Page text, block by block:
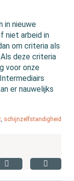
in nieuwe
niet arbeid in
om criteria als
Als deze criteria
voor onze
er nauwelijks
, schijnzelfstandigheid